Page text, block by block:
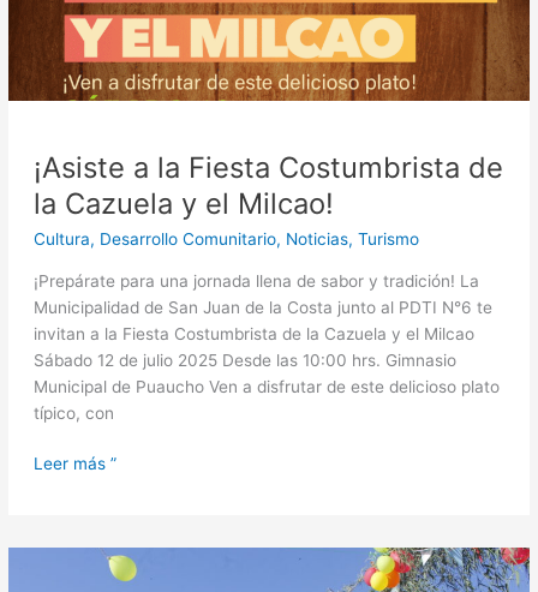
¡Asiste a la Fiesta Costumbrista de
la Cazuela y el Milcao!
Cultura, Desarrollo Comunitario, Noticias, Turismo
¡Prepárate para una jornada llena de sabor y tradición! La
Municipalidad de San Juan de la Costa junto al PDTI N°6 te
invitan a la Fiesta Costumbrista de la Cazuela y el Milcao
Sábado 12 de julio 2025 Desde las 10:00 hrs. Gimnasio
Municipal de Puaucho Ven a disfrutar de este delicioso plato
típico, con
Milcao!
Leer más ”